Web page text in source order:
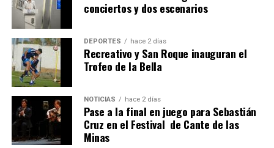
SEXTA CORRIDA DE LAS FIESTAS COLOMBINAS
2026
conciertos y dos escenarios
DEPORTES hace 2 días
Recreativo y San Roque inauguran el
Trofeo de la Bella
NOTICIAS hace 2 días
Pase a la final en juego para Sebastián
Cruz en el Festival de Cante de las
Minas